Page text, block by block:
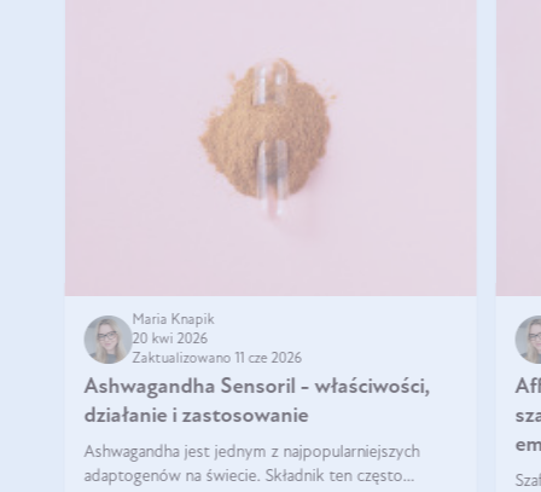
Maria Knapik
20 kwi 2026
Zaktualizowano 11 cze 2026
Ashwagandha Sensoril - właściwości,
działanie i zastosowanie
Ashwagandha jest jednym z najpopularniejszych
adaptogenów na świecie. Składnik ten często